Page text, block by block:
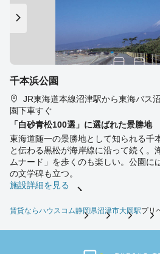
千本浜公園
JR東海道本線沼津駅から東海バス
園下車すぐ
「白砂青松100選」に選ばれた景勝地
東海道随一の景勝地として知られる千
と伝わる黒松が海岸線に沿って続く。
ムナード」を歩くのも楽しい。公園に
の文学碑も立つ。
施設詳細を見る
賃貸ならハウスコム静岡県沼津市大岡駅プリ